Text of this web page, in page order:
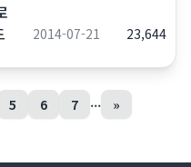
2014-07-21 23,644
5 6 7 ... »